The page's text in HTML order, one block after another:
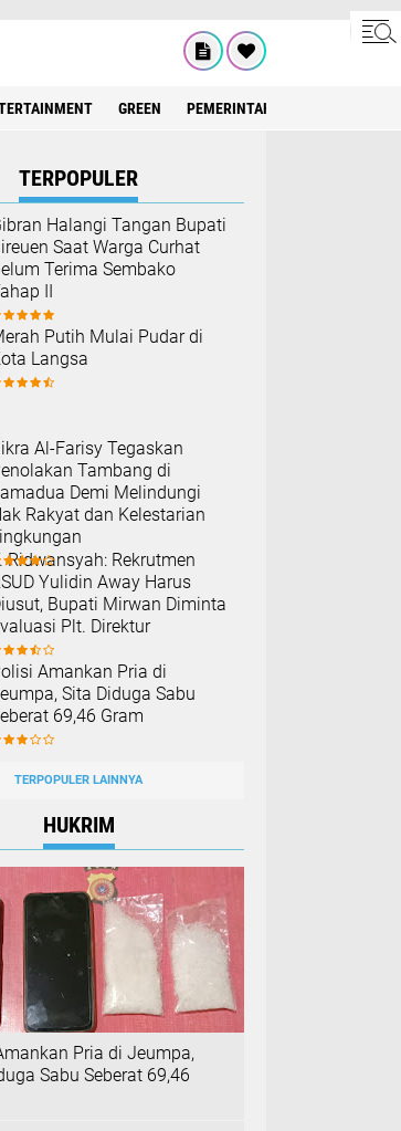
GREEN PEMERINTAH ACEH
TERPOPULER
Halangi Tangan Bupati
Saat Warga Curhat
Terima Sembako
II
Putih Mulai Pudar di
Langsa
Al-Farisy Tegaskan
Tambang di
Demi Melindungi
Rakyat dan Kelestarian
Ridwansyah: Rekrutmen
Yulidin Away Harus
Bupati Mirwan Diminta
Plt. Direktur
Amankan Pria di
Sita Diduga Sabu
69,46 Gram
TERPOPULER LAINNYA
HUKRIM
Pria di Jeumpa,
Sabu Seberat 69,46